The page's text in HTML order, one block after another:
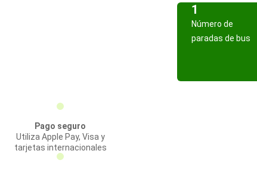
1
Número de
paradas de bus
Pago seguro
Utiliza Apple Pay, Visa y
tarjetas internacionales